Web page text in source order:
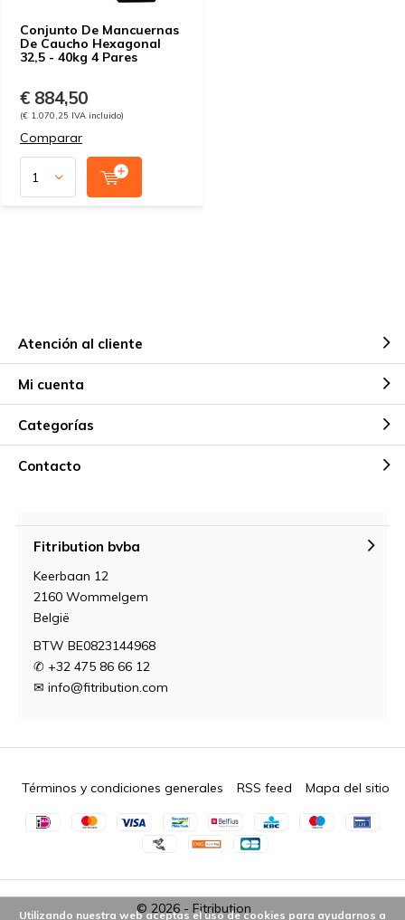
Conjunto De Mancuernas
De Caucho Hexagonal
32,5 - 40kg 4 Pares
€ 884,50
(€ 1.070,25 IVA incluido)
Comparar
Atención al cliente
Mi cuenta
Categorías
Contacto
Fitribution bvba
Keerbaan 12
2160 Wommelgem
België
BTW BE0823144968
✆ +32 475 86 66 12
✉ info@fitribution.com
© 2026 - Fitribution
Términos y condiciones generales RSS feed Mapa del sitio
Utilizando nuestra web aceptas el uso de cookies para ayudarnos a